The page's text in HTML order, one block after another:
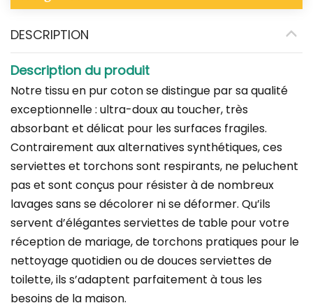
DESCRIPTION
Description du produit
Notre tissu en pur coton se distingue par sa qualité
exceptionnelle : ultra-doux au toucher, très
absorbant et délicat pour les surfaces fragiles.
Contrairement aux alternatives synthétiques, ces
serviettes et torchons sont respirants, ne peluchent
pas et sont conçus pour résister à de nombreux
lavages sans se décolorer ni se déformer. Qu’ils
servent d’élégantes serviettes de table pour votre
réception de mariage, de torchons pratiques pour le
nettoyage quotidien ou de douces serviettes de
toilette, ils s’adaptent parfaitement à tous les
besoins de la maison.